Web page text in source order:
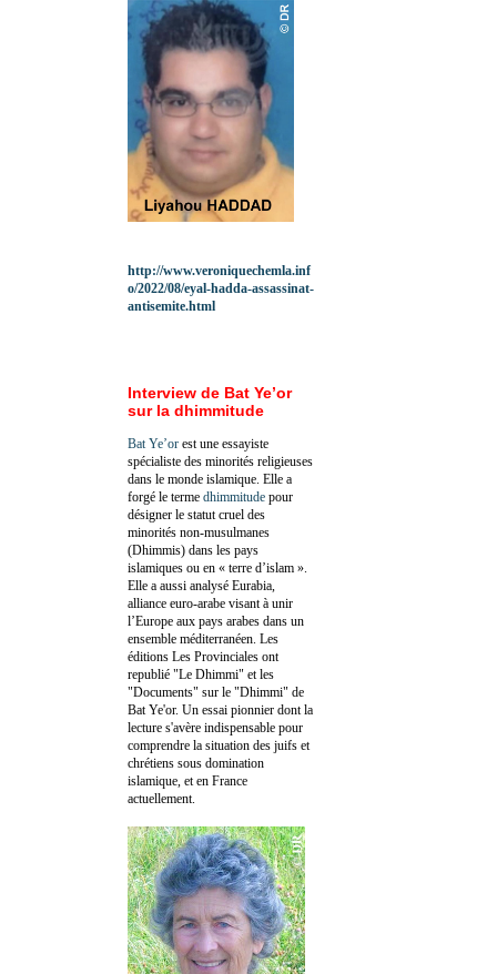
http://www.veroniquechemla.inf
o/2022/08/eyal-hadda-assassinat-
antisemite.html
Interview de Bat Ye’or
sur la dhimmitude
Bat Ye’or est une essayiste
spécialiste des minorités religieuses
dans le monde islamique. Elle a
forgé le terme dhimmitude pour
désigner le statut cruel des
minorités non-musulmanes
(Dhimmis) dans les pays
islamiques ou en « terre d’islam ».
Elle a aussi analysé Eurabia,
alliance euro-arabe visant à unir
l’Europe aux pays arabes dans un
ensemble méditerranéen. Les
éditions Les Provinciales ont
republié "Le Dhimmi" et les
"Documents" sur le "Dhimmi" de
Bat Ye'or. Un essai pionnier dont la
lecture s'avère indispensable pour
comprendre la situation des juifs et
chrétiens sous domination
islamique, et en France
actuellement.